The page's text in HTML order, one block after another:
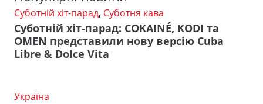
Суботній хіт-парад, Суботня кава
Суботній хіт-парад: COKAINÉ, KODI та
OMEN представили нову версію Cuba
Libre & Dolce Vita
Україна